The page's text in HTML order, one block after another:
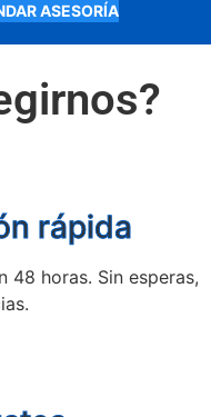
ASESORÍA
rápida
48 horas. Sin esperas,